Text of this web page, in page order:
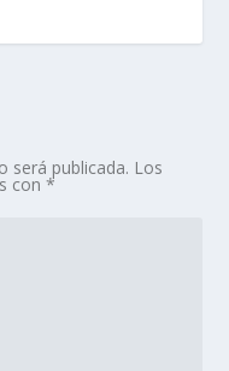
será publicada. Los
con*